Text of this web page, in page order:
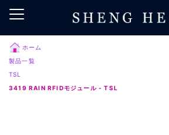
メインコンテンツにスキップ
検索にスキップ
フッターにスキップ
ホーム
製品一覧
TSL
3419 RAIN RFIDモジュール - TSL